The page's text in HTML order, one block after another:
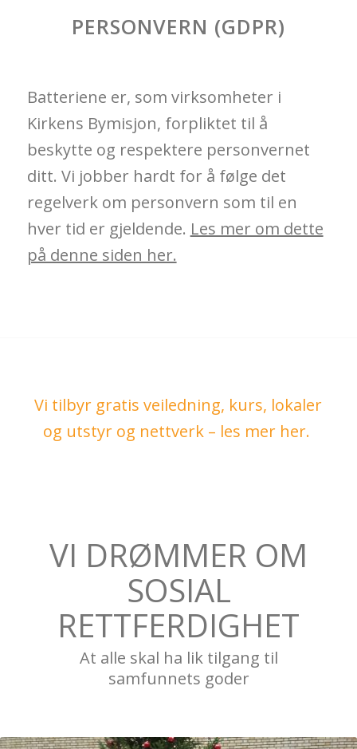
PERSONVERN (GDPR)
Batteriene er, som virksomheter i
Kirkens Bymisjon, forpliktet til å
beskytte og respektere personvernet
ditt. Vi jobber hardt for å følge det
regelverk om personvern som til en
hver tid er gjeldende. Les mer om dette
på denne siden her.
Vi tilbyr gratis veiledning, kurs, lokaler
og utstyr og nettverk – les mer her.
VI DRØMMER OM
SOSIAL
RETTFERDIGHET
At alle skal ha lik tilgang til
samfunnets goder